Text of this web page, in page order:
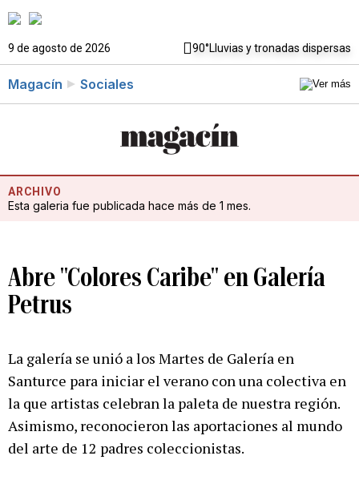
9 de agosto de 2026 90°Lluvias y tronadas dispersas
Magacín Sociales
ARCHIVO
Esta galeria fue publicada hace más de 1 mes.
Abre "Colores Caribe" en Galería
Petrus
La galería se unió a los Martes de Galería en
Santurce para iniciar el verano con una colectiva en
la que artistas celebran la paleta de nuestra región.
Asimismo, reconocieron las aportaciones al mundo
del arte de 12 padres coleccionistas.